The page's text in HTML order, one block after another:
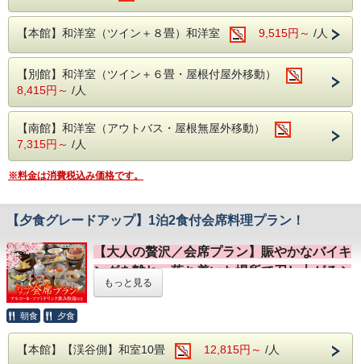
三世代旅行や、元気なお子様がのびのび過ごすのにも最適で
す。
【食べ飲み放題】
朝夕ともに、みんな大好きなメニューが並ぶバイキング！
夕食時は大人に嬉しいアルコール＆ソフトドリンク飲み放
家族みんなで白熱！
※館内施設の予約は当日13:00～ フロントにて先着順で受
付しています。
お食事：好きなものを好きなだけ！笑顔こぼれるバイキング
夕食・朝食ともに、和洋中バラエティ豊かなバイキングスタ
イル。
お子様が大好きな定番メニューから、大人も大満足の地元の
味覚まで豊富にラインナップ！
あります。
味はもちろん、目で見て楽しめるエンターテインメント空間
【本館】和洋室（ツイン＋８畳）和洋室 9,515円～ /人
【別館】和洋室（ツイン＋６畳・屋根付屋外移動）
8,415円～ /人
【南館】和洋室（アウトバス・屋根無屋外移動）
7,315円～ /人
※料金は消費税込み価格です。
【夕食グレードアップ】1泊2食付会席料理プラン！
【大人の贅沢／会席プラン】賑やかなバイキ
ングを離れ、落ち着いた場所で召し上がるシ
ニア世代におススメのプラン。
ごしたいシニア世代の皆様へ 。
もっと見る
朝食 夕食
【本館】【渓谷側】和室10畳 12,815円～ /人